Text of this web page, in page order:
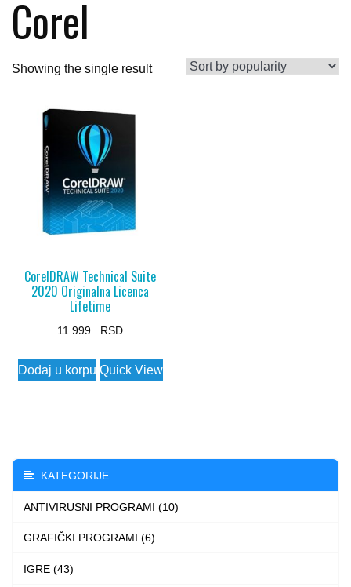
Corel
Showing the single result
CorelDRAW Technical Suite
2020 Originalna Licenca
Lifetime
11.999
Dodaj u korpu Quick View
KATEGORIJE
ANTIVIRUSNI PROGRAMI (10)
GRAFIČKI PROGRAMI (6)
IGRE (43)